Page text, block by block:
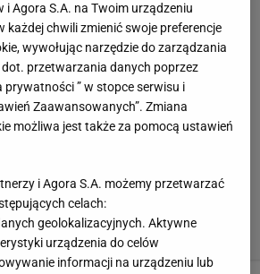
Agora S.A. na Twoim urządzeniu
każdej chwili zmienić swoje preferencje
wywołując narzędzie do zarządzania
przetwarzania danych poprzez
prywatności ” w stopce serwisu i
Zaawansowanych”. Zmiana
możliwa jest także za pomocą ustawień
i Agora S.A. możemy przetwarzać
celach:
geolokalizacyjnych. Aktywne
urządzenia do celów
informacji na urządzeniu lub